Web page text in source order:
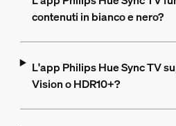
contenuti in bianco e nero?
L'app Philips Hue Sync TV
Vision o HDR10+?